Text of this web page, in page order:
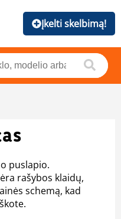
Įkelti skelbimą!
puslapio.
rašybos klaidų,
schemą, kad